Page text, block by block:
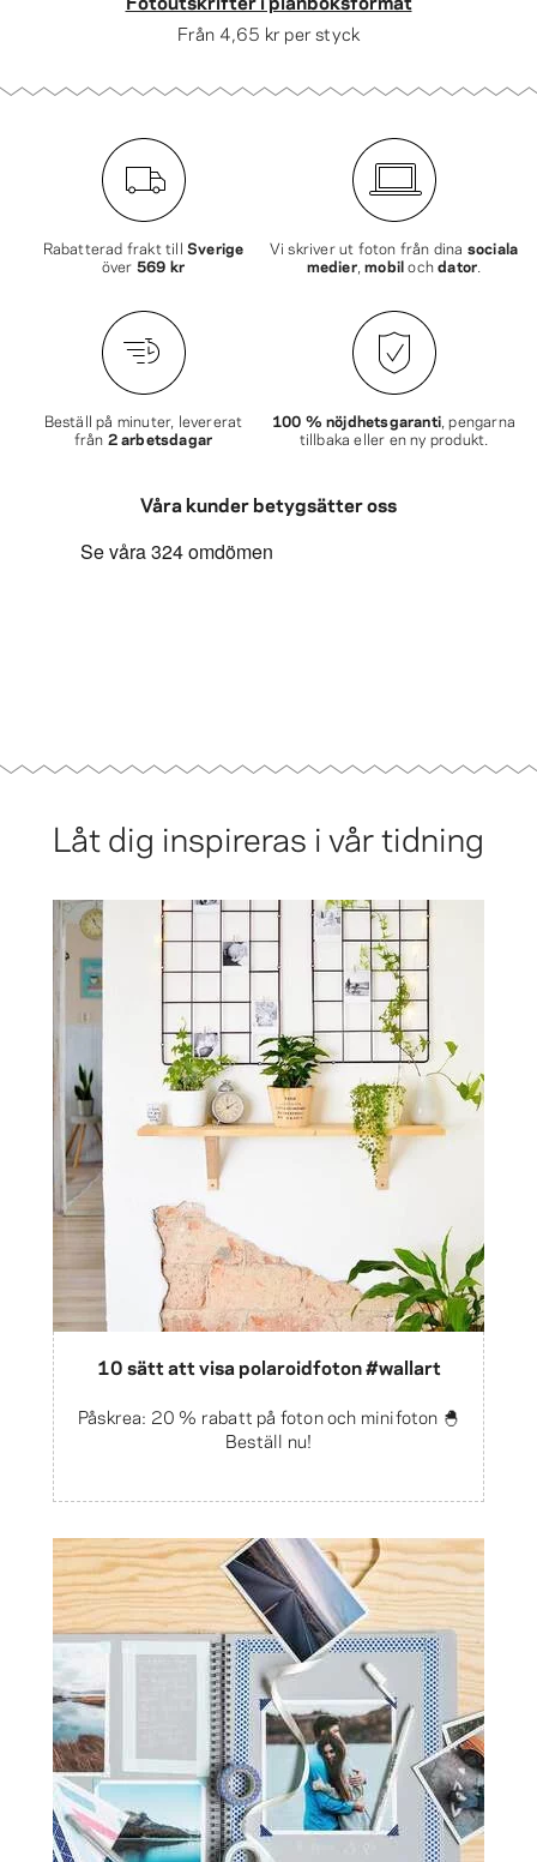
Från 4,65 kr per styck
Rabatterad frakt till Sverige
över 569 kr
Vi skriver ut foton från dina sociala
medier,mobilochdator
Beställ på minuter, levererat
från 2 arbetsdagar
100 % nöjdhetsgaranti , pengarna
tillbaka eller en ny produkt.
Våra kunder betygsätter oss
Låt dig inspireras i vår tidning
10 sätt att visa polaroidfoton #wallart
Påskrea: 20 % rabatt på foton och minifoton 🐣
Beställ nu!